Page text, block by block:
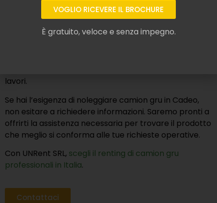
Con UNRent SRL, ci specializziamo nelnoleggio di
moderni standard di qualità, comprese
lavori.
Se hai l’esigenza di noleggiare camion gru in Cadeo,
non esitare a richiedere informazioni. Saremo pronti a
offrirti la assistenza necessaria per trovare il prodotto
che meglio si conforma alle tue richieste operative.
Con UNRent SRL, scegli il renting di camion gru
professionali in Italia.
Contattaci
VOGLIO RICEVERE IL BROCHURE
È gratuito, veloce e senza impegno.